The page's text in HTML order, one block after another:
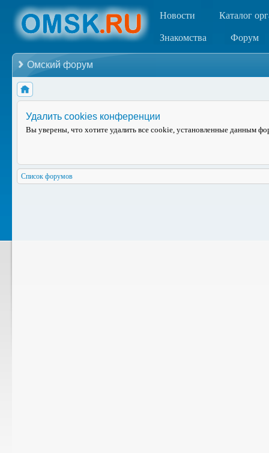
Новости Каталог
Знакомства Форум
Омский форум
Удалить cookies конференции
Вы уверены, что хотите удалить все cookie, установленные данным
Список форумов